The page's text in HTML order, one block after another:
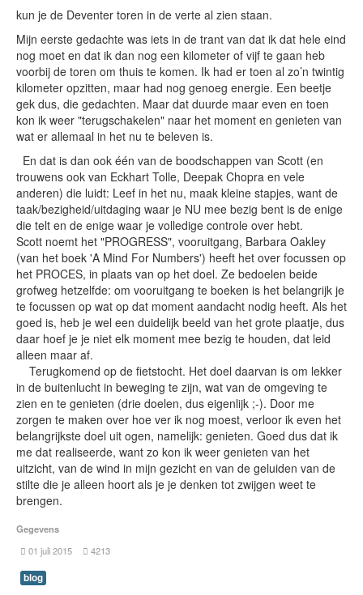
kun je de Deventer toren in de verte al zien staan.
Mijn eerste gedachte was iets in de trant van dat ik dat hele eind
nog moet en dat ik dan nog een kilometer of vijf te gaan heb
voorbij de toren om thuis te komen. Ik had er toen al zo’n twintig
kilometer opzitten, maar had nog genoeg energie. Een beetje
gek dus, die gedachten. Maar dat duurde maar even en toen
kon ik weer "terugschakelen" naar het moment en genieten van
wat er allemaal in het nu te beleven is.
En dat is dan ook één van de boodschappen van Scott (en
trouwens ook van Eckhart Tolle, Deepak Chopra en vele
anderen) die luidt: Leef in het nu, maak kleine stapjes, want de
taak/bezigheid/uitdaging waar je NU mee bezig bent is de enige
die telt en de enige waar je volledige controle over hebt.
Scott noemt het "PROGRESS", vooruitgang, Barbara Oakley
(van het boek 'A Mind For Numbers') heeft het over focussen op
het PROCES, in plaats van op het doel. Ze bedoelen beide
grofweg hetzelfde: om vooruitgang te boeken is het belangrijk je
te focussen op wat op dat moment aandacht nodig heeft. Als het
goed is, heb je wel een duidelijk beeld van het grote plaatje, dus
daar hoef je je niet elk moment mee bezig te houden, dat leid
alleen maar af.
Terugkomend op de fietstocht. Het doel daarvan is om lekker
in de buitenlucht in beweging te zijn, wat van de omgeving te
zien en te genieten (drie doelen, dus eigenlijk ;-). Door me
zorgen te maken over hoe ver ik nog moest, verloor ik even het
belangrijkste doel uit ogen, namelijk: genieten. Goed dus dat ik
me dat realiseerde, want zo kon ik weer genieten van het
uitzicht, van de wind in mijn gezicht en van de geluiden van de
stilte die je alleen hoort als je je denken tot zwijgen weet te
brengen.
Gegevens
01 juli 2015
4213
blog